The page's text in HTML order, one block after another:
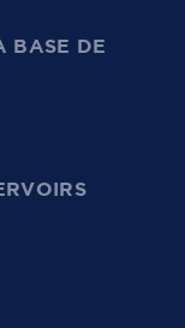
BASE DE